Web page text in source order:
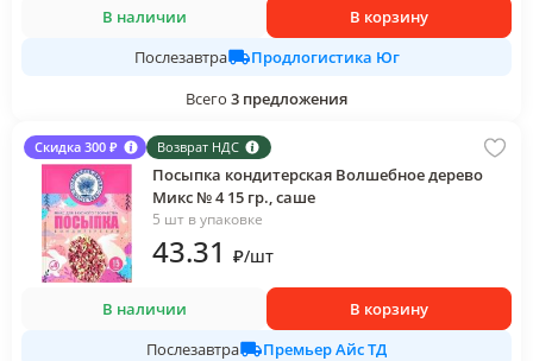
В наличии
В корзину
Послезавтра
Продлогистика Юг
Всего 3 предложения
Скидка 300 ₽ Возврат НДС
Посыпка кондитерская Волшебное дерево
Микс № 4 15 гр., саше
5 шт в упаковке
43.31 ₽/шт
В наличии
В корзину
Послезавтра
Премьер Айс ТД